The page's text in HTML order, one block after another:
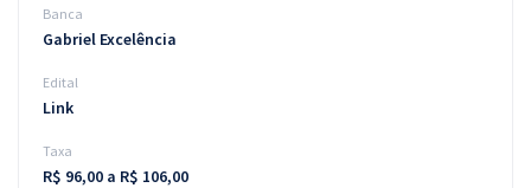
Banca
Gabriel Excelência
Edital
Link
Taxa
R$ 96,00 a R$ 106,00